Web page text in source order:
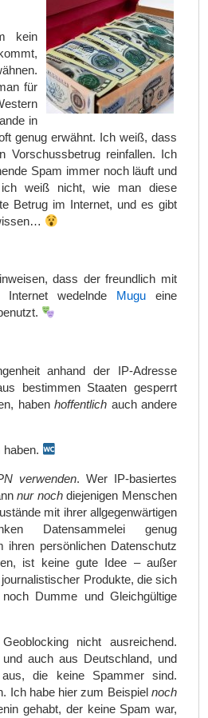
kein
für
in
genug erwähnt. Ich weiß, dass
Vorschussbetrug reinfallen. Ich
Spam immer noch läuft und
weiß nicht, wie man diese
Betrug im Internet, und es gibt
dass der freundlich mit
wedelnde Mugu eine
anhand der IP-Adresse
bestimmen Staaten gesperrt
haben hoffentlich auch andere
haben.
verwenden. Wer IP-basiertes
nur nochdiejenigen Menschen
mit ihrer allgegenwärtigen
Datensammelei genug
persönlichen Datenschutz
ist keine gute Idee – außer
Produkte, die sich
Dumme und Gleichgültige
nicht ausreichend.
auch aus Deutschland, und
die keine Spammer sind.
Ich habe hier zum Beispiel noch
gehabt, der keine Spam war,